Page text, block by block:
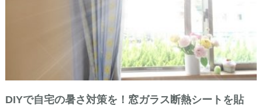
DIYで自宅の暑さ対策を！窓ガラス断熱シートを貼